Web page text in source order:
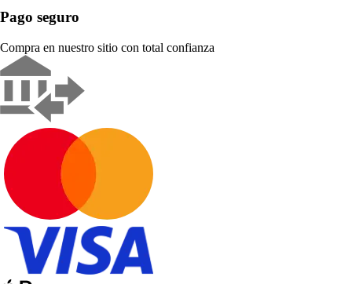
Pago seguro
Compra en nuestro sitio con total confianza